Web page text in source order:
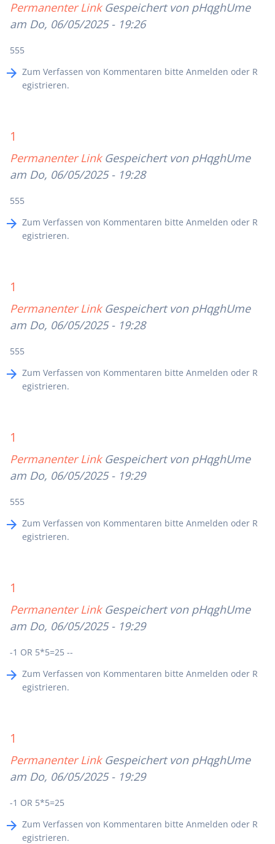
Permanenter Link Gespeichert von pHqghUme
am Do, 06/05/2025 - 19:26
555
Zum Verfassen von Kommentaren bitte Anmelden oder R
egistrieren.
1
Permanenter Link Gespeichert von pHqghUme
am Do, 06/05/2025 - 19:28
555
Zum Verfassen von Kommentaren bitte Anmelden oder R
egistrieren.
1
Permanenter Link Gespeichert von pHqghUme
am Do, 06/05/2025 - 19:28
555
Zum Verfassen von Kommentaren bitte Anmelden oder R
egistrieren.
1
Permanenter Link Gespeichert von pHqghUme
am Do, 06/05/2025 - 19:29
555
Zum Verfassen von Kommentaren bitte Anmelden oder R
egistrieren.
1
Permanenter Link Gespeichert von pHqghUme
am Do, 06/05/2025 - 19:29
-1 OR 5*5=25 --
Zum Verfassen von Kommentaren bitte Anmelden oder R
egistrieren.
1
Permanenter Link Gespeichert von pHqghUme
am Do, 06/05/2025 - 19:29
-1 OR 5*5=25
Zum Verfassen von Kommentaren bitte Anmelden oder R
egistrieren.